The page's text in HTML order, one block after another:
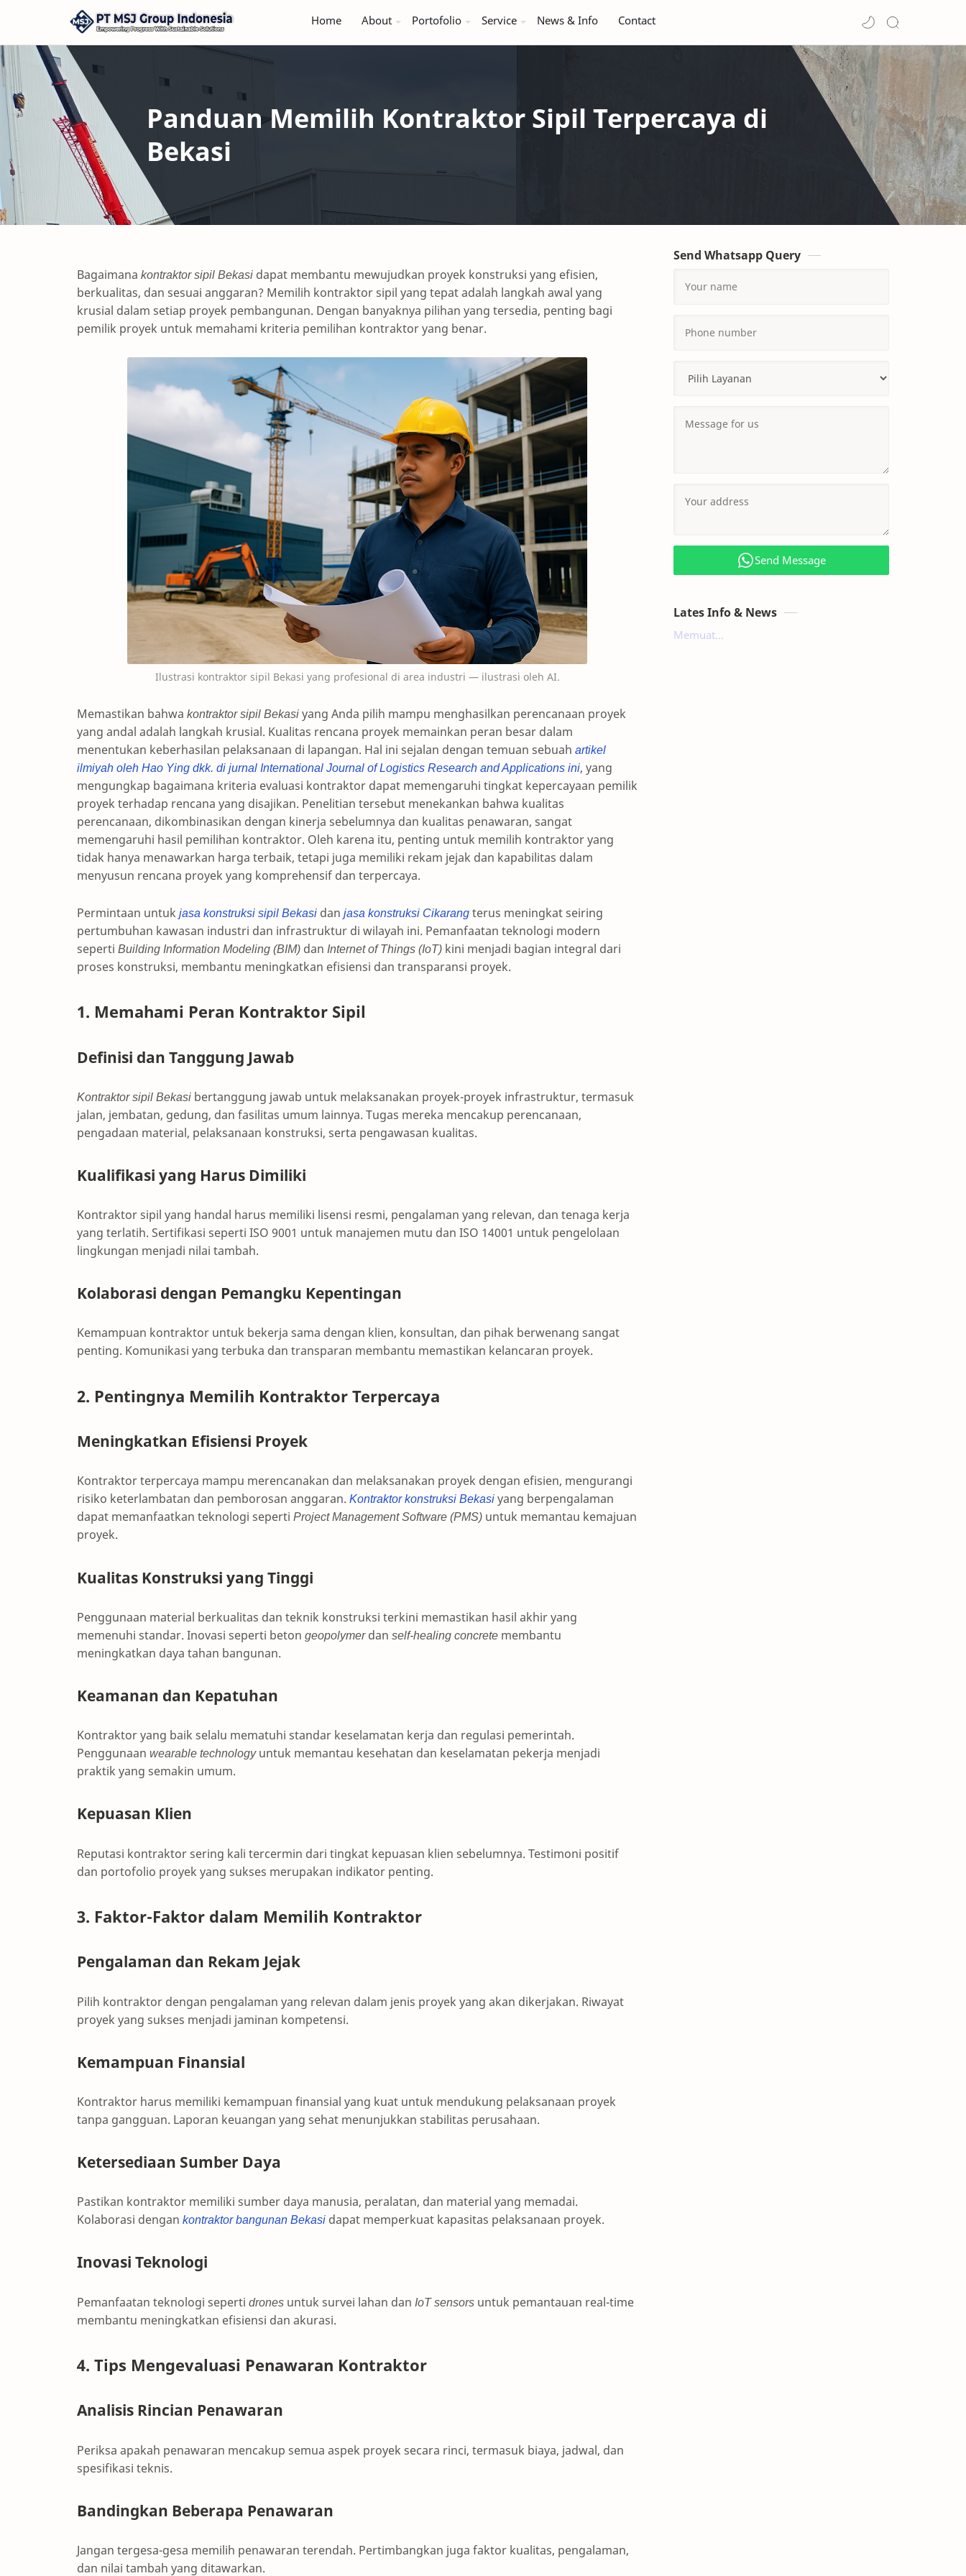
Home About Portofolio Service News & Info Contact
Panduan Memilih Kontraktor Sipil Terpercaya di
Bekasi
Bagaimana kontraktor sipil Bekasi dapat membantu mewujudkan proyek konstruksi yang efisien,
berkualitas, dan sesuai anggaran? Memilih kontraktor sipil yang tepat adalah langkah awal yang
krusial dalam setiap proyek pembangunan. Dengan banyaknya pilihan yang tersedia, penting bagi
pemilik proyek untuk memahami kriteria pemilihan kontraktor yang benar.
Ilustrasi kontraktor sipil Bekasi yang profesional di area industri — ilustrasi oleh AI.
Memastikan bahwa kontraktor sipil Bekasiyang Anda pilih mampu menghasilkan perencanaan proyek
yang andal adalah langkah krusial. Kualitas rencana proyek memainkan peran besar dalam
menentukan keberhasilan pelaksanaan di lapangan. Hal ini sejalan dengan temuan sebuah artikel
ilmiyah oleh Hao Ying dkk. di jurnal International Journal of Logistics Research and Applications ini, yang
mengungkap bagaimana kriteria evaluasi kontraktor dapat memengaruhi tingkat kepercayaan pemilik
proyek terhadap rencana yang disajikan. Penelitian tersebut menekankan bahwa kualitas
perencanaan, dikombinasikan dengan kinerja sebelumnya dan kualitas penawaran, sangat
memengaruhi hasil pemilihan kontraktor. Oleh karena itu, penting untuk memilih kontraktor yang
tidak hanya menawarkan harga terbaik, tetapi juga memiliki rekam jejak dan kapabilitas dalam
menyusun rencana proyek yang komprehensif dan terpercaya.
Permintaan untuk jasa konstruksi sipil Bekasi dan jasa konstruksi Cikarangterus meningkat seiring
pertumbuhan kawasan industri dan infrastruktur di wilayah ini. Pemanfaatan teknologi modern
seperti Building Information Modeling (BIM) dan Internet of Things (IoT) kini menjadi bagian integral dari
proses konstruksi, membantu meningkatkan efisiensi dan transparansi proyek.
1. Memahami Peran Kontraktor Sipil
Definisi dan Tanggung Jawab
Kontraktor sipil Bekasi bertanggung jawab untuk melaksanakan proyek-proyek infrastruktur, termasuk
jalan, jembatan, gedung, dan fasilitas umum lainnya. Tugas mereka mencakup perencanaan,
pengadaan material, pelaksanaan konstruksi, serta pengawasan kualitas.
Kualifikasi yang Harus Dimiliki
Kontraktor sipil yang handal harus memiliki lisensi resmi, pengalaman yang relevan, dan tenaga kerja
yang terlatih. Sertifikasi seperti ISO 9001 untuk manajemen mutu dan ISO 14001 untuk pengelolaan
lingkungan menjadi nilai tambah.
Kolaborasi dengan Pemangku Kepentingan
Kemampuan kontraktor untuk bekerja sama dengan klien, konsultan, dan pihak berwenang sangat
penting. Komunikasi yang terbuka dan transparan membantu memastikan kelancaran proyek.
2. Pentingnya Memilih Kontraktor Terpercaya
Meningkatkan Efisiensi Proyek
Kontraktor terpercaya mampu merencanakan dan melaksanakan proyek dengan efisien, mengurangi
risiko keterlambatan dan pemborosan anggaran. Kontraktor konstruksi Bekasiyang berpengalaman
dapat memanfaatkan teknologi seperti Project Management Software (PMS) untuk memantau kemajuan
proyek.
Kualitas Konstruksi yang Tinggi
Penggunaan material berkualitas dan teknik konstruksi terkini memastikan hasil akhir yang
memenuhi standar. Inovasi seperti beton geopolymerdan self-healing concrete membantu
meningkatkan daya tahan bangunan.
Keamanan dan Kepatuhan
Kontraktor yang baik selalu mematuhi standar keselamatan kerja dan regulasi pemerintah.
Penggunaan wearable technologyuntuk memantau kesehatan dan keselamatan pekerja menjadi
praktik yang semakin umum.
Kepuasan Klien
Reputasi kontraktor sering kali tercermin dari tingkat kepuasan klien sebelumnya. Testimoni positif
dan portofolio proyek yang sukses merupakan indikator penting.
3. Faktor-Faktor dalam Memilih Kontraktor
Pengalaman dan Rekam Jejak
Pilih kontraktor dengan pengalaman yang relevan dalam jenis proyek yang akan dikerjakan. Riwayat
proyek yang sukses menjadi jaminan kompetensi.
Kemampuan Finansial
Kontraktor harus memiliki kemampuan finansial yang kuat untuk mendukung pelaksanaan proyek
tanpa gangguan. Laporan keuangan yang sehat menunjukkan stabilitas perusahaan.
Ketersediaan Sumber Daya
Pastikan kontraktor memiliki sumber daya manusia, peralatan, dan material yang memadai.
Kolaborasi dengan kontraktor bangunan Bekasi dapat memperkuat kapasitas pelaksanaan proyek.
Inovasi Teknologi
Pemanfaatan teknologi seperti drones untuk survei lahan dan IoT sensors untuk pemantauan real-time
membantu meningkatkan efisiensi dan akurasi.
4. Tips Mengevaluasi Penawaran Kontraktor
Analisis Rincian Penawaran
Periksa apakah penawaran mencakup semua aspek proyek secara rinci, termasuk biaya, jadwal, dan
spesifikasi teknis.
Bandingkan Beberapa Penawaran
Jangan tergesa-gesa memilih penawaran terendah. Pertimbangkan juga faktor kualitas, pengalaman,
dan nilai tambah yang ditawarkan.
Send Whatsapp Query
Send Message
Lates Info & News
Memuat...